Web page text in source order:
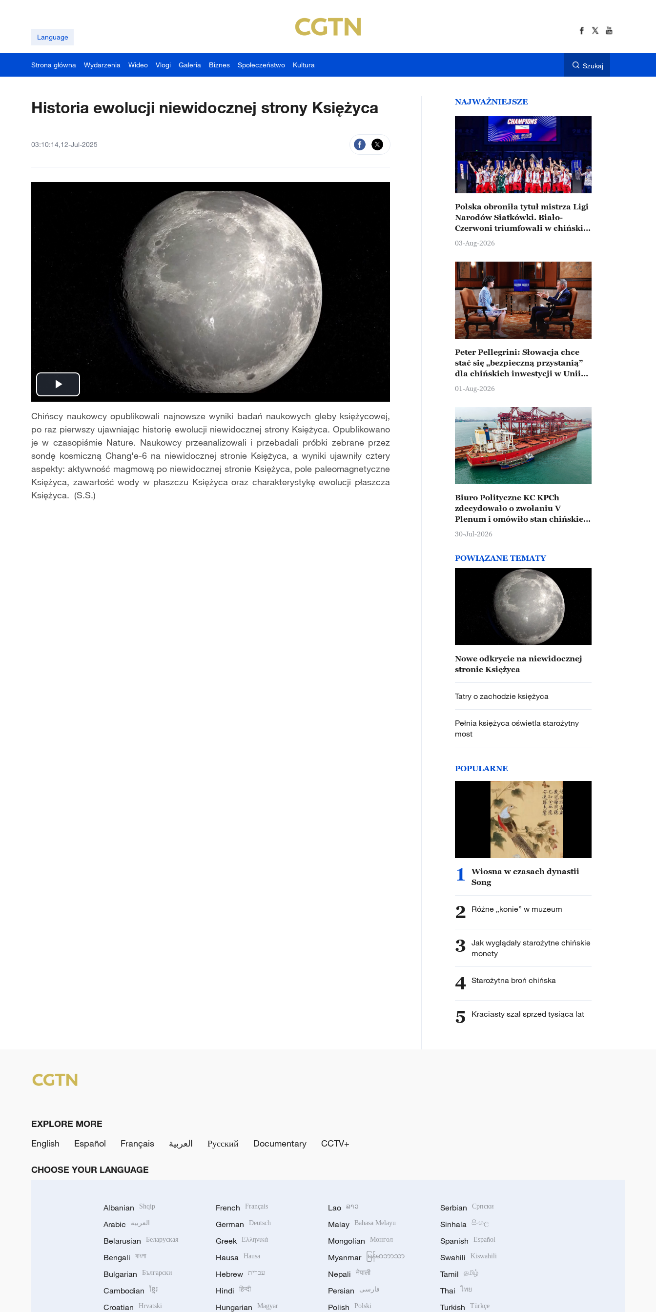
Language
Strona główna Wydarzenia Wideo Vlogi Galeria Biznes Społeczeństwo Kultura Szukaj
Historia ewolucji niewidocznej strony Księżyca
03:10:14,12-Jul-2025
Play
Video
Chińscy naukowcy opublikowali najnowsze wyniki badań naukowych gleby księżycowej,
po raz pierwszy ujawniając historię ewolucji niewidocznej strony Księżyca. Opublikowano
je w czasopiśmie Nature. Naukowcy przeanalizowali i przebadali próbki zebrane przez
sondę kosmiczną Chang'e-6 na niewidocznej stronie Księżyca, a wyniki ujawniły cztery
aspekty: aktywność magmową po niewidocznej stronie Księżyca, pole paleomagnetyczne
Księżyca, zawartość wody w płaszczu Księżyca oraz charakterystykę ewolucji płaszcza
Księżyca. (S.S.)
NAJWAŻNIEJSZE
Polska obroniła tytuł mistrza Ligi
Narodów Siatkówki. Biało-
Czerwoni triumfowali w chińskim
Ningbo
03-Aug-2026
Peter Pellegrini: Słowacja chce
stać się „bezpieczną przystanią”
dla chińskich inwestycji w Unii
Europejskiej
01-Aug-2026
Biuro Polityczne KC KPCh
zdecydowało o zwołaniu V
Plenum i omówiło stan chińskiej
gospodarki
30-Jul-2026
POWIĄZANE TEMATY
Nowe odkrycie na niewidocznej
stronie Księżyca
Tatry o zachodzie księżyca
Pełnia księżyca oświetla starożytny
most
POPULARNE
1
Wiosna w czasach dynastii
Song
2 Różne „konie” w muzeum
3 Jak wyglądały starożytne chińskie
monety
4 Starożytna broń chińska
5 Kraciasty szal sprzed tysiąca lat
EXPLORE MORE
English
Español Français العربية Русский Documentary CCTV+
CHOOSE YOUR LANGUAGE
Albanian Shqip
Arabic العربية
Belarusian Беларуская
Bengali বাংলা
Bulgarian Български
Cambodian ខ្មែរ
Croatian Hrvatski
French Français
German Deutsch
Greek Ελληνικά
Hausa Hausa
Hebrew עברית
Hindi हिन्दी
Hungarian Magyar
Lao ລາວ
Malay Bahasa Melayu
Mongolian Монгол
Myanmar မြန်မာဘာသာ
Nepali नेपाली
Persian فارسی
Polish Polski
Serbian Српски
Sinhala සිංහල
Spanish Español
Swahili Kiswahili
Tamil தமிழ்
Thai ไทย
Turkish Türkçe